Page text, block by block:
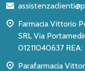
pagina
Farmacia Vittorio
SRL Via Portamedina 8, 80134 - Napoli
01211040637
Parafarmacia